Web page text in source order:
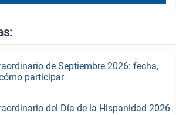
de Septiembre 2026: fecha,
participar
del Día de la Hispanidad 2026